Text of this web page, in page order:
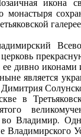
икона
монастыря
дивно иконами
является
в
Владимир.
Владимирского